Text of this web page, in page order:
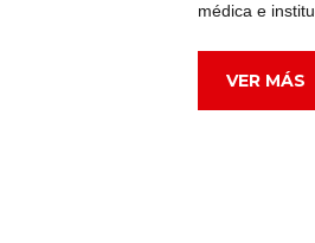
médica e
VER MÁS